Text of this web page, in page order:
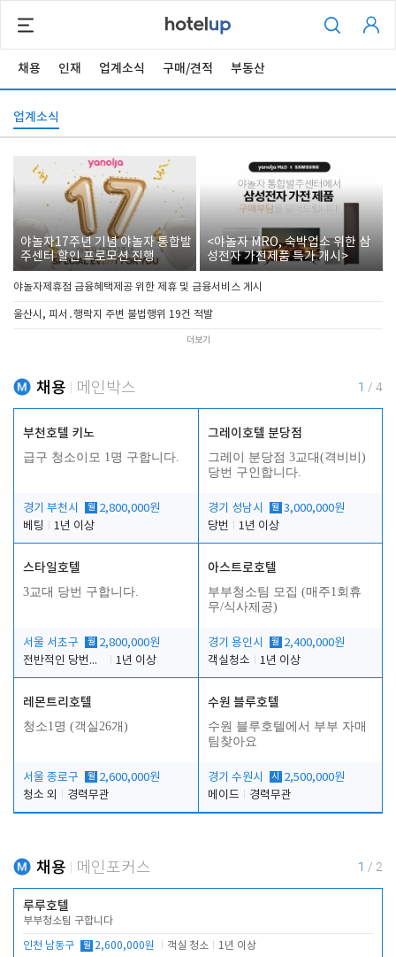
채용 인재 업계소식 구매/견적 부동산
업계소식
야놀자17주년 기념 야놀자 통합발
주센터 할인 프로모션 진행
<야놀자 MRO, 숙박업소 위한 삼
성전자 가전제품 특가 개시>
야놀자제휴점 금융혜택제공 위한 제휴 및 금융서비스 게시
울산시, 피서․행락지 주변 불법행위 19건 적발
더보기
채용 메인박스 1 / 4
부천호텔 키노
급구 청소이모 1명 구합니다.
경기 부천시 월 2,800,000원
베팅
1년 이상
그레이호텔 분당점
그레이 분당점 3교대(격비비)
당번 구인합니다.
경기 성남시 월 3,000,000원
당번
1년 이상
스타일호텔
3교대 당번 구합니다.
서울 서초구 월 2,800,000원
전반적인 당번업무
1년 이상
아스트로호텔
부부청소팀 모집 (매주1회휴
무/식사제공)
경기 용인시 월 2,400,000원
객실청소
1년 이상
레몬트리호텔
청소1명 (객실26개)
서울 종로구 월 2,600,000원
청소 외
경력무관
수원 블루호텔
수원 블루호텔에서 부부 자매
팀찾아요
경기 수원시 시
2,500,000원
메이드
경력무관
채용 메인포커스 1 / 2
루루호텔
부부청소팀 구합니다
인천 남동구 월 2,600,000원 객실 청소 1년 이상